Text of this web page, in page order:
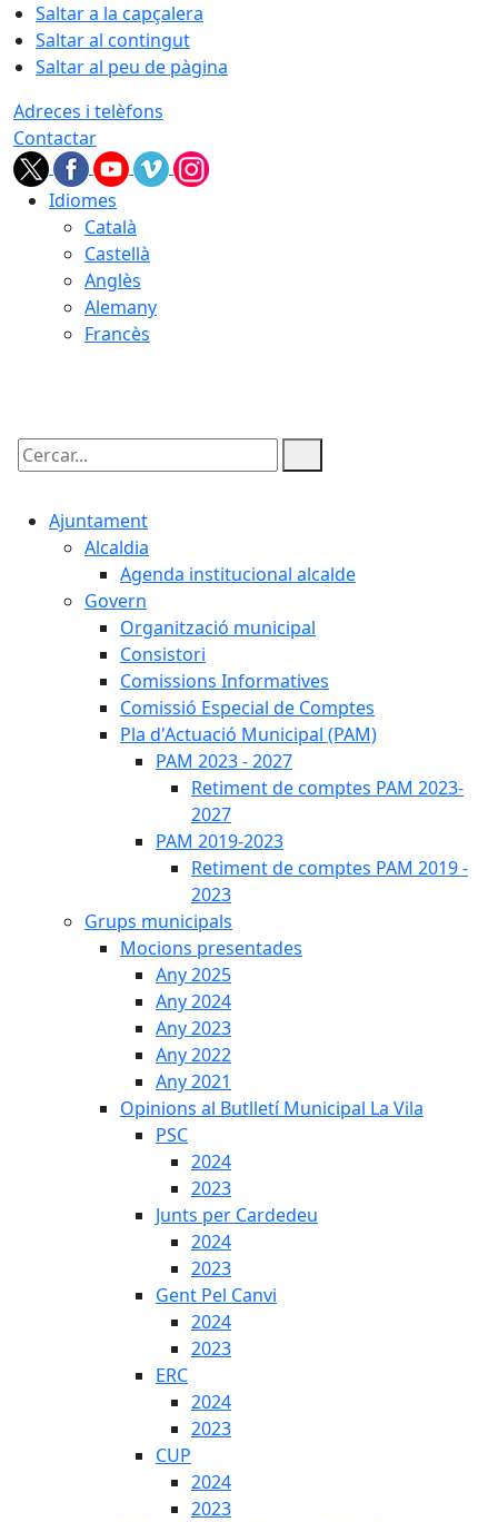
Saltar a la capçalera
Saltar al contingut
Saltar al peu de pàgina
Adreces i telèfons
Contactar
Idiomes
Català
Castellà
Anglès
Alemany
Francès
Cercar:
Ajuntament
Alcaldia
Agenda institucional alcalde
Govern
Organització municipal
Consistori
Comissions Informatives
Comissió Especial de Comptes
Pla d'Actuació Municipal (PAM)
PAM 2023 - 2027
Retiment de comptes PAM 2023-
2027
PAM 2019-2023
Retiment de comptes PAM 2019 -
2023
Grups municipals
Mocions presentades
Any 2025
Any 2024
Any 2023
Any 2022
Any 2021
Opinions al Butlletí Municipal La Vila
PSC
2024
2023
Junts per Cardedeu
2024
2023
Gent Pel Canvi
2024
2023
ERC
2024
2023
CUP
2024
2023